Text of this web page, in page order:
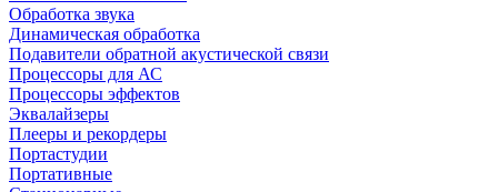
Обработка звука
Динамическая обработка
Подавители обратной акустической связи
Процессоры для АС
Процессоры эффектов
Эквалайзеры
Плееры и рекордеры
Портастудии
Портативные